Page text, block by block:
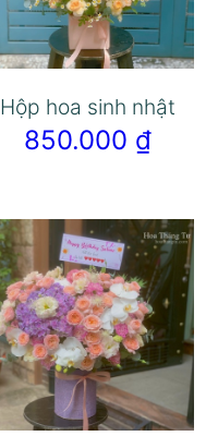
Hộp hoa sinh nhật
850.000 ₫